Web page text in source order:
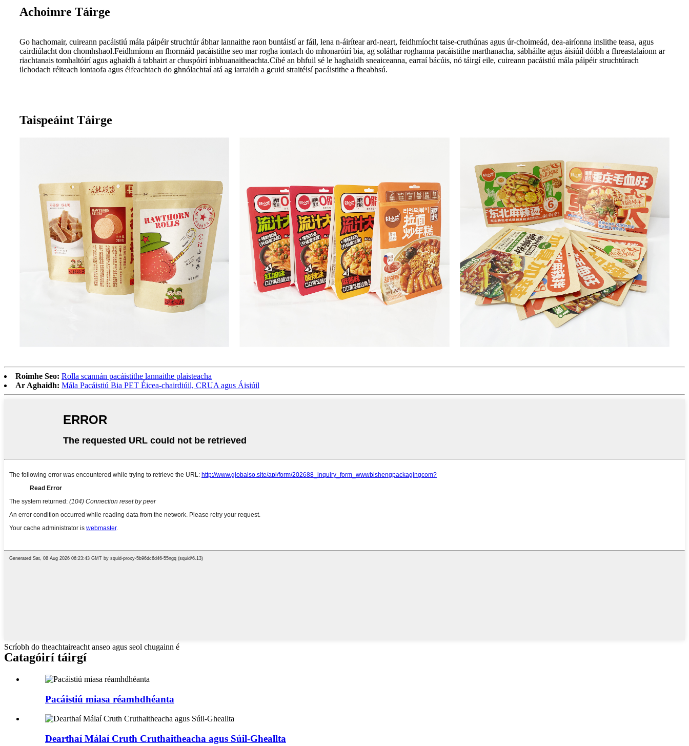
Achoimre Táirge
Go hachomair, cuireann pacáistiú mála páipéir struchtúr ábhar lannaithe raon buntáistí ar fáil, lena n-áirítear ard-neart, feidhmíocht taise-cruthúnas agus úr-choimeád, dea-airíonna inslithe teasa, agus
cairdiúlacht don chomhshaol.Feidhmíonn an fhormáid pacáistithe seo mar rogha iontach do mhonaróirí bia, ag soláthar roghanna pacáistithe marthanacha, sábháilte agus áisiúil dóibh a fhreastalaíonn ar
riachtanais tomhaltóirí agus aghaidh á tabhairt ar chuspóirí inbhuanaitheachta.Cibé an bhfuil sé le haghaidh sneaiceanna, earraí bácúis, nó táirgí eile, cuireann pacáistiú mála páipéir struchtúrach
ilchodach réiteach iontaofa agus éifeachtach do ghnólachtaí atá ag iarraidh a gcuid straitéisí pacáistithe a fheabhsú.
Taispeáint Táirge
Roimhe Seo: Rolla scannán pacáistithe lannaithe plaisteacha
Ar Aghaidh: Mála Pacáistiú Bia PET Éicea-chairdiúil, CRUA agus Áisiúil
Scríobh do theachtaireacht anseo agus seol chugainn é
Catagóirí táirgí
Pacáistiú miasa réamhdhéanta
Dearthaí Málaí Cruth Cruthaitheacha agus Súil-Gheallta